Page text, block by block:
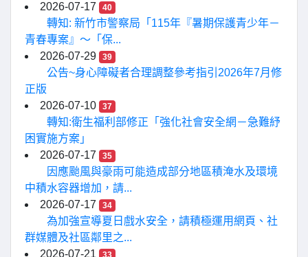
2026-07-17
40
轉知: 新竹市警察局「115年『暑期保護青少年－
青春專案』〜「保...
2026-07-29
39
公告~身心障礙者合理調整參考指引2026年7月修
正版
2026-07-10
37
轉知:衛生福利部修正「強化社會安全網－急難紓
困實施方案」
2026-07-17
35
因應颱風與豪雨可能造成部分地區積淹水及環境
中積水容器增加，請...
2026-07-17
34
為加強宣導夏日戲水安全，請積極運用網頁、社
群媒體及社區鄰里之...
2026-07-21
33